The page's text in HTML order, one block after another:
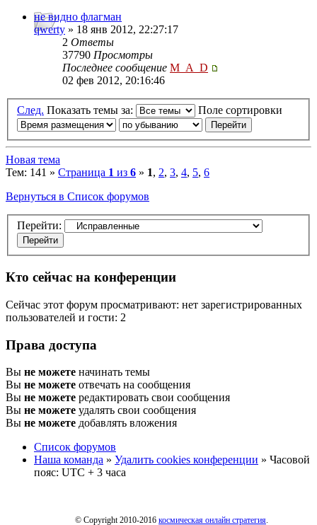
не видно флагман
qwerty » 18 янв 2012, 22:27:17
2 Ответы
37790 Просмотры
Последнее сообщение M_A_D
02 фев 2012, 20:16:46
След. Показать темы за: Поле сортировки
Новая тема
Тем: 141 » Страница 1 из 6 » 1, 2, 3, 4, 5, 6
Вернуться в Список форумов
Перейти:
Кто сейчас на конференции
Сейчас этот форум просматривают: нет зарегистрированных
пользователей и гости: 2
Права доступа
Вы не можете начинать темы
Вы не можете отвечать на сообщения
Вы не можете редактировать свои сообщения
Вы не можете удалять свои сообщения
Вы не можете добавлять вложения
Список форумов
Наша команда » Удалить cookies конференции » Часовой
пояс: UTC + 3 часа
© Copyright 2010-2016 космическая онлайн стратегия.